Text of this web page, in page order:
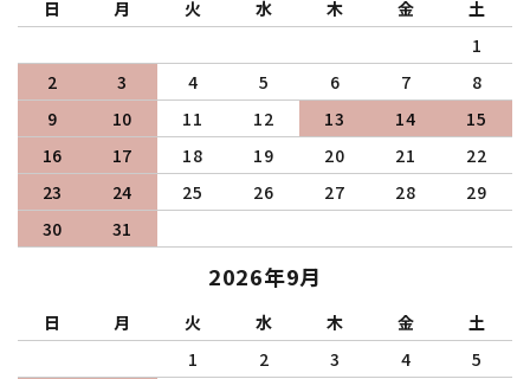
日 月 火 水 木 金
土
1
2
3 4 5 6 7
8
9
10 11 12 13 14
15
16
17 18 19 20 21
22
23
24 25 26 27 28
29
30
31
2026年9月
日 月 火 水 木 金
土
1
2 3 4
5